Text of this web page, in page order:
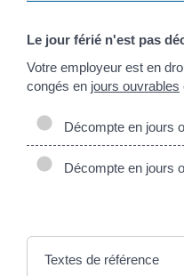
Le jour férié n'est pas
Votre employeur est en
congés en jours ouvrables
Décompte en jours
Décompte en jours
Textes de référence